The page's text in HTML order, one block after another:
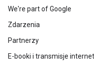
We're part of Google
Zdarzenia
Partnerzy
E-booki i transmisje